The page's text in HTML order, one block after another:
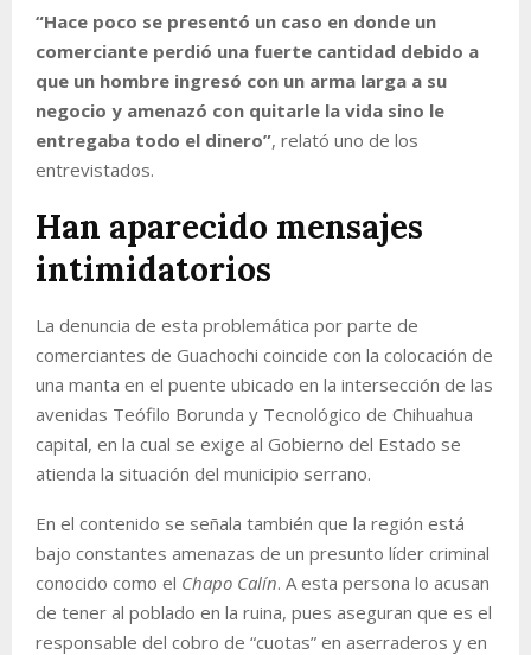
“Hace poco se presentó un caso en donde un
comerciante perdió una fuerte cantidad debido a
que un hombre ingresó con un arma larga a su
negocio y amenazó con quitarle la vida sino le
entregaba todo el dinero”, relató uno de los
entrevistados.
Han aparecido mensajes
intimidatorios
La denuncia de esta problemática por parte de
comerciantes de Guachochi coincide con la colocación de
una manta en el puente ubicado en la intersección de las
avenidas Teófilo Borunda y Tecnológico de Chihuahua
capital, en la cual se exige al Gobierno del Estado se
atienda la situación del municipio serrano.
En el contenido se señala también que la región está
bajo constantes amenazas de un presunto líder criminal
conocido como el Chapo Calín. A esta persona lo acusan
de tener al poblado en la ruina, pues aseguran que es el
responsable del cobro de “cuotas” en aserraderos y en